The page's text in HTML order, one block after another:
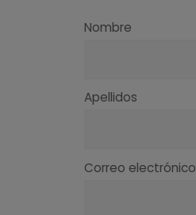
Nombre
Apellidos
Correo electrónico